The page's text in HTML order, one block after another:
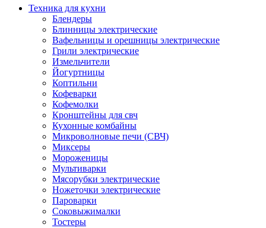
Техника для кухни
Блендеры
Блинницы электрические
Вафельницы и орешницы электрические
Грили электрические
Измельчители
Йогуртницы
Коптильни
Кофеварки
Кофемолки
Кронштейны для свч
Кухонные комбайны
Микроволновые печи (СВЧ)
Миксеры
Мороженицы
Мультиварки
Мясорубки электрические
Ножеточки электрические
Пароварки
Соковыжималки
Тостеры